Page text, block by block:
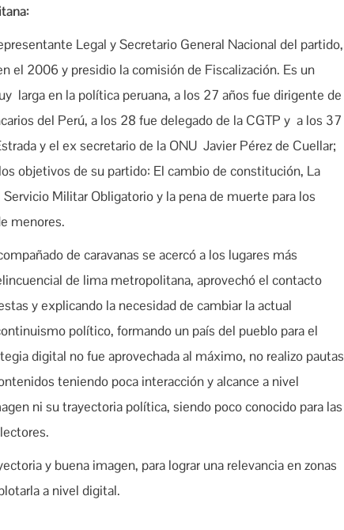
Legal y Secretario General Nacional del partido,
el 2006 y presidio la comisión de Fiscalización. Es un
larga en la política peruana, a los 27 años fue dirigente de
del Perú, a los 28 fue delegado de la CGTP y a los 37
y el ex secretario de la ONU Javier Pérez de Cuellar;
objetivos de su partido: El cambio de constitución, La
Militar Obligatorio y la pena de muerte para los
menores.
de caravanas se acercó a los lugares más
de lima metropolitana, aprovechó el contacto
y explicando la necesidad de cambiar la actual
político, formando un país del pueblo para el
digital no fue aprovechada al máximo, no realizo pautas
teniendo poca interacción y alcance a nivel
ni su trayectoria política, siendo poco conocido para las
y buena imagen, para lograr una relevancia en zonas
a nivel digital.